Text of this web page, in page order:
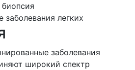
легких
заболевания
широкий спектр